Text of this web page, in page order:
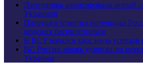
Лантратова анонсировала новый
Украиной
Патрушев отметил потенциал
морских беспилотников
В ВСУ начался хаос из-за успехов
ВС России вновь ударили по
Украины